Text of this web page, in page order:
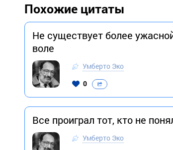
Похожие цитаты
Не существует более
воле
Умберто Эко
0
Все проиграл тот, кто не
Умберто Эко